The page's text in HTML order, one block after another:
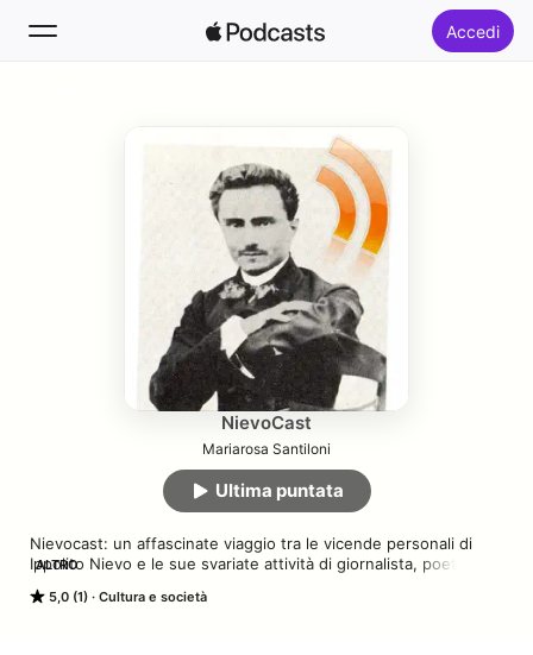
Accedi
NievoCast
Mariarosa Santiloni
5,0 (1) Cultura e società
Nievocast: un affascinate viaggio tra le vicende personali di
Ippolito Nievo e le sue svariate attività di giornalista, poeta,
ALTRO
Ultima puntata